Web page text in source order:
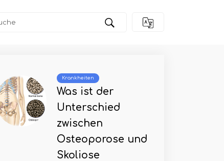
Krankheiten
Was ist der
Unterschied
zwischen
Osteoporose und
Skoliose